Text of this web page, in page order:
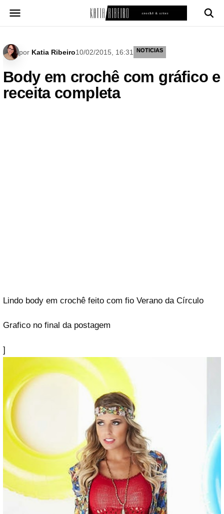
para
por Katia Ribeiro10/02/2015, 16:31 NOTICIAS
Body em crochê com gráfico e
receita completa
Lindo body em crochê feito com fio Verano da Círculo
Grafico no final da postagem
]